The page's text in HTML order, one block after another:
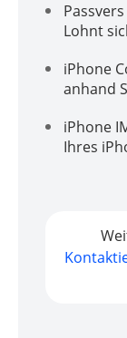
Lohnt
iPhone
anhand
iPhone
Ihres